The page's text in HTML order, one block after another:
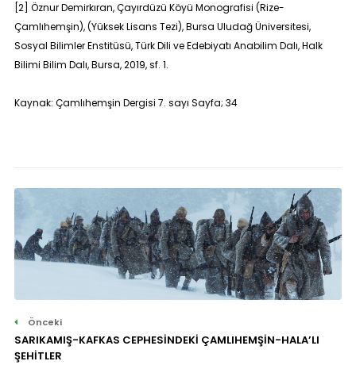
[2] Öznur Demirkıran,Çayırdüzü Köyü Monografisi (Rize-
Çamlıhemşin), (Yüksek Lisans Tezi), Bursa Uludağ Üniversitesi,
Sosyal Bilimler Enstitüsü, Türk Dili ve Edebiyatı Anabilim Dalı, Halk
Bilimi Bilim Dalı, Bursa, 2019, sf. 1.
Kaynak: Çamlıhemşin Dergisi 7. sayı Sayfa; 34
Önceki
SARIKAMIŞ-KAFKAS CEPHESİNDEKİ ÇAMLIHEMŞİN-HALA’LI
ŞEHİTLER